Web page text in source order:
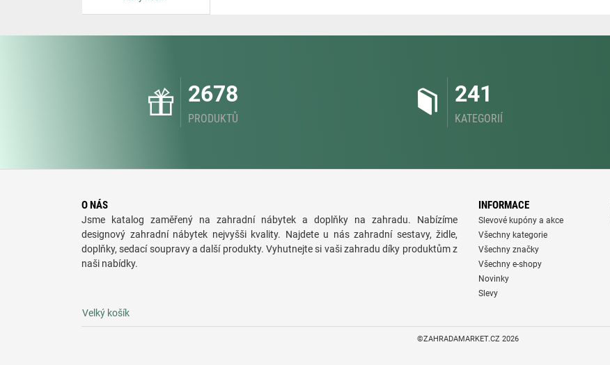
2678
PRODUKTŮ
241
KATEGORIÍ
O NÁS
Jsme katalog zaměřený na zahradní nábytek a doplňky na zahradu. Nabízíme
designový zahradní nábytek nejvyšši kvality. Najdete u nás zahradní sestavy, židle,
doplňky, sedací soupravy a další produkty. Vyhutnejte si vaši zahradu díky produktům z
naši nabídky.
INFORMACE
Slevové kupóny a akce
Všechny kategorie
Všechny značky
Všechny e-shopy
Novinky
Slevy
Velký košík
©ZAHRADAMARKET.CZ 2026